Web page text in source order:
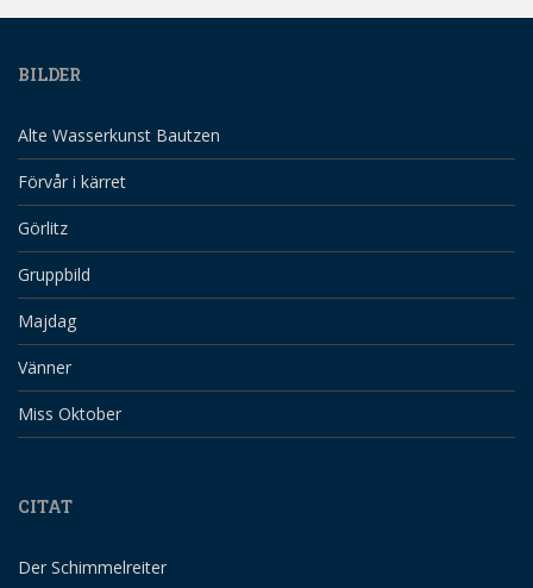
BILDER
Alte Wasserkunst Bautzen
Förvår i kärret
Görlitz
Gruppbild
Majdag
Vänner
Miss Oktober
CITAT
Der Schimmelreiter